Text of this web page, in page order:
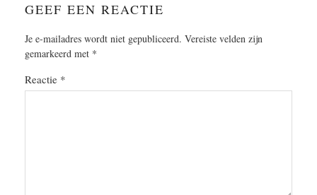
GEEF EEN REACTIE
Je e-mailadres wordt niet gepubliceerd. Vereiste velden zijn
gemarkeerd met *
Reactie *